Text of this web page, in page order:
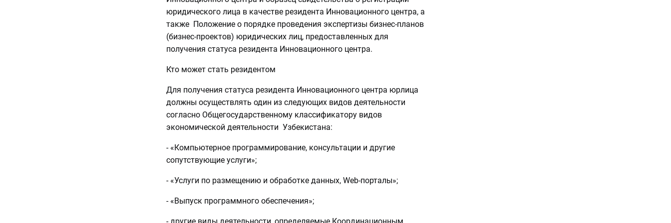
юридического лица в качестве резидента Инновационного центра, а
также Положение о порядке проведения экспертизы бизнес-планов
(бизнес-проектов) юридических лиц, предоставленных для
получения статуса резидента Инновационного центра.
Кто может стать резидентом
Для получения статуса резидента Инновационного центра юрлица
должны осуществлять один из следующих видов деятельности
согласно Общегосударственному классификатору видов
экономической деятельности Узбекистана:
- «Компьютерное программирование, консультации и другие
сопутствующие услуги»;
- «Услуги по размещению и обработке данных, Web-порталы»;
- «Выпуск программного обеспечения»;